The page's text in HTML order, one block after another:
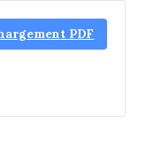
PDF